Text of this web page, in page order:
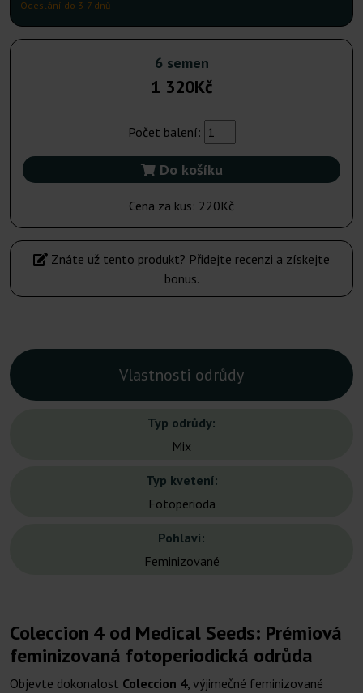
Odeslání do 3-7 dnů
6 semen
1 320Kč
Počet balení:
Do košíku
Cena za kus: 220Kč
Znáte už tento produkt? Přidejte recenzi a získejte
bonus.
Vlastnosti odrůdy
Typ odrůdy:
Mix
Typ kvetení:
Fotoperioda
Pohlaví:
Feminizované
Coleccion 4 od Medical Seeds: Prémiová
feminizovaná fotoperiodická odrůda
Objevte dokonalost Coleccion 4, výjimečné feminizované